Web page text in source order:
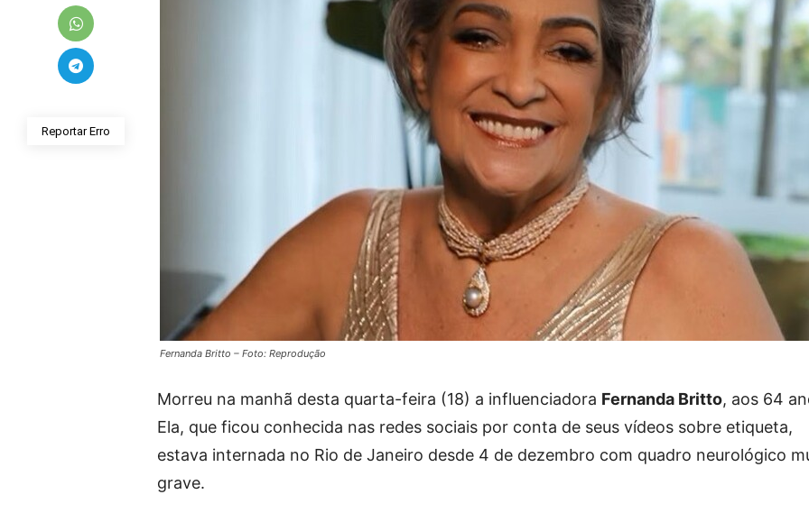
Reportar Erro
Fernanda Britto – Foto: Reprodução
Morreu na manhã desta quarta-feira (18) a influenciadora Fernanda Britto, aos 64
Ela, que ficou conhecida nas redes sociais por conta de seus vídeos sobre etiqueta,
estava internada no Rio de Janeiro desde 4 de dezembro com quadro neurológico
grave.